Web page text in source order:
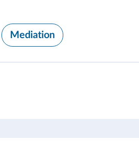
Mediation